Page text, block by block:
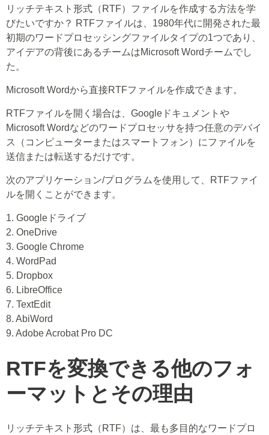
リッチテキスト形式（RTF）ファイルを作成する方法を学
びたいですか？ RTFファイルは、1980年代に開発された最
初期のワードプロセッシングファイルタイプの1つであり、
アイデアの背後にあるチームはMicrosoft Wordチームでし
た。
Microsoft Wordから直接RTFファイルを作成できます。
RTFファイルを開く場合は、Googleドキュメントや
Microsoft Wordなどのワードプロセッサを持つ任意のデバイ
ス（コンピューターまたはスマートフォン）にファイルを
送信または転送するだけです。
次のアプリケーション/プログラムを使用して、RTFファイ
ルを開くことができます。
1. Googleドライブ
2. OneDrive
3. Google Chrome
4. WordPad
5. Dropbox
6. LibreOffice
7. TextEdit
8. AbiWord
9. Adobe Acrobat Pro DC
RTFを変換できる他のフォ
ーマットとその理由
リッチテキスト形式（RTF）は、最も多目的なワードプロ